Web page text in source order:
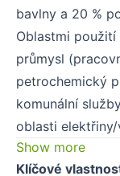
bavlny a 20 %
Oblastmi
průmysl
petrochemický
komunální
oblasti
Show more
Klíčové